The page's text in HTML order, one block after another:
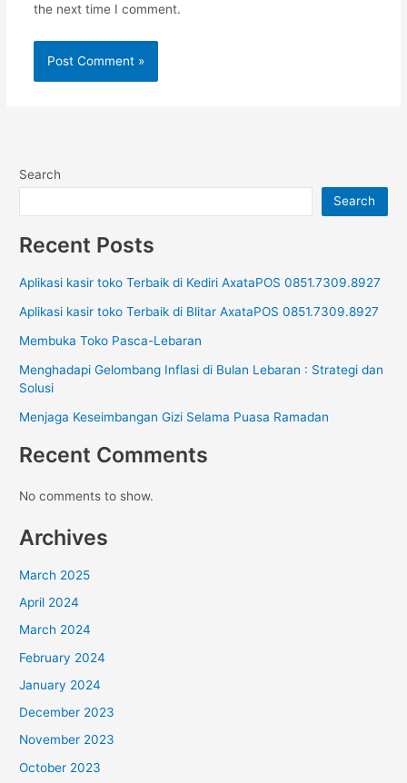
the next time I comment.
Search
Search
Recent Posts
Aplikasi kasir toko Terbaik di Kediri AxataPOS 0851.7309.8927
Aplikasi kasir toko Terbaik di Blitar AxataPOS 0851.7309.8927
Membuka Toko Pasca-Lebaran
Menghadapi Gelombang Inflasi di Bulan Lebaran : Strategi dan
Solusi
Menjaga Keseimbangan Gizi Selama Puasa Ramadan
Recent Comments
No comments to show.
Archives
March 2025
April 2024
March 2024
February 2024
January 2024
December 2023
November 2023
October 2023